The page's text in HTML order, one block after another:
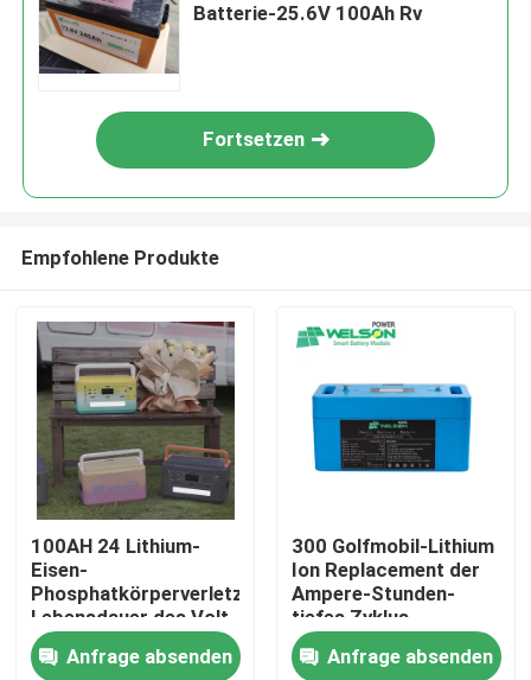
Batterie-25.6V 100Ah Rv
Fortsetzen
Empfohlene Produkte
100AH 24 Lithium-
Eisen-
Phosphatkörperverletzungs-
Lebensdauer des Volt-
Lifepo4 langer Rv-
Vorwurfs-Prüfer
Anfrage absenden
300 Golfmobil-Lithium
Ion Replacement der
Ampere-Stunden-
tiefes Zyklus-
Batterie-300ah 100AH
6v RVAnfrage absenden